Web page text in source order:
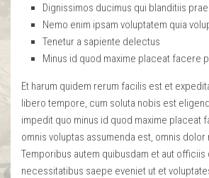
Dignissimos ducimus qui blanditiis
Nemo enim ipsam voluptatem quia
Tenetur a sapiente delectus
Minus id quod maxime placeat facere
Et harum quidem rerum facilis est et
libero tempore, cum soluta nobis est
impedit quo minus id quod maxime placeat
omnis voluptas assumenda est, omnis
Temporibus autem quibusdam et aut officiis
necessitatibus saepe eveniet ut et